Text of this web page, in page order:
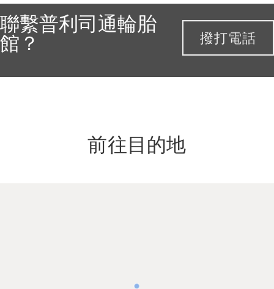
聯繫普利司通輪胎
館？
撥打電話
前往目的地